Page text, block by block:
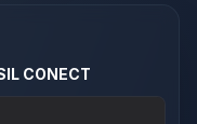
CONECT